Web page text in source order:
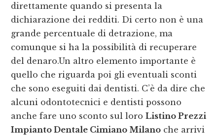
direttamente quando si presenta la
dichiarazione dei redditi. Di certo non è una
grande percentuale di detrazione, ma
comunque si ha la possibilità di recuperare
del denaro.Un altro elemento importante è
quello che riguarda poi gli eventuali sconti
che sono eseguiti dai dentisti. C’è da dire che
alcuni odontotecnici e dentisti possono
anche fare uno sconto sul loroListino Prezzi
Impianto Dentale Cimiano Milano che arrivi